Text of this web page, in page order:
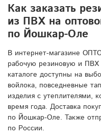
Как заказать
из ПВХ на
по Йошкар-Оле
В интернет-магазине
рабочую резиновую и
каталоге доступны на
войлока, повседневные
изделия с утеплителями,
время года. Доставка
по Йошкар-Оле. Также
по России.